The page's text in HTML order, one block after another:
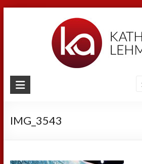
Kathrin
Sport
IMG_3543